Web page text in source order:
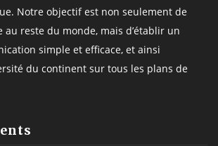
Notre objectif est non seulement de
au reste du monde, mais d’établir un
simple et efficace, et ainsi
du continent sur tous les plans de